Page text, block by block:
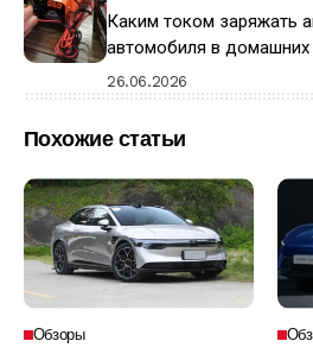
Каким током заряжать
автомобиля в домашних
26.06.2026
Похожие статьи
Обзоры